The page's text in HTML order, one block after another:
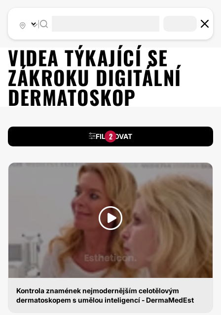
VIDEA TÝKAJÍCÍ SE
ZÁKROKU DIGITÁLNÍ
DERMATOSKOP
FILTROVAT
2
Kontrola znamének nejmodernějším celotělovým
dermatoskopem s umělou inteligencí - DermaMedEst